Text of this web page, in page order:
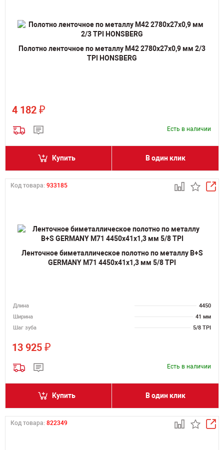
Полотно ленточное по металлу M42 2780х27х0,9 мм 2/3
TPI HONSBERG
4 182 ₽
Есть в наличии
Купить В один клик
Код товара: 933185
Ленточное биметаллическое полотно по металлу B+S
GERMANY M71 4450х41х1,3 мм 5/8 TPI
Длина
4450
Ширина
41 мм
Шаг зуба
5/8 TPI
13 925 ₽
Есть в наличии
Купить В один клик
Код товара: 822349